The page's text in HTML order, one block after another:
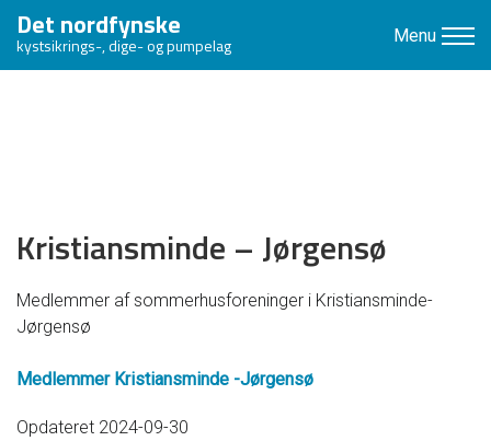
Det nordfynske
kystsikrings-, dige- og pumpelag Menu
Kristiansminde – Jørgensø
Medlemmer af sommerhusforeninger i Kristiansminde-
Jørgensø
Medlemmer Kristiansminde -Jørgensø
Opdateret 2024-09-30